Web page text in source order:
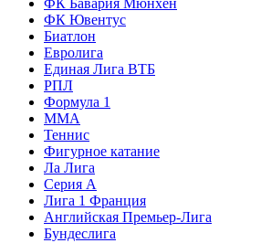
ФК Бавария Мюнхен
ФК Ювентус
Биатлон
Евролига
Единая Лига ВТБ
РПЛ
Формула 1
MMA
Теннис
Фигурное катание
Ла Лига
Серия А
Лига 1 Франция
Английская Премьер-Лига
Бундеслига